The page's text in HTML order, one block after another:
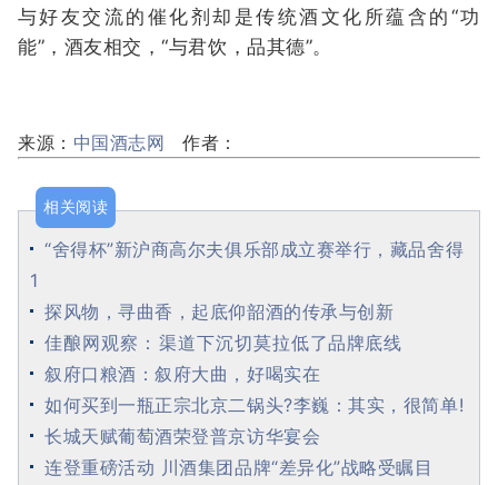
与好友交流的催化剂却是传统酒文化所蕴含的“功
能”，酒友相交，“与君饮，品其德”。
来源： 中国酒志网 作者：
相关阅读
“舍得杯”新沪商高尔夫俱乐部成立赛举行，藏品舍得
1
探风物，寻曲香，起底仰韶酒的传承与创新
佳酿网观察：渠道下沉切莫拉低了品牌底线
叙府口粮酒：叙府大曲，好喝实在
如何买到一瓶正宗北京二锅头?李巍：其实，很简单!
长城天赋葡萄酒荣登普京访华宴会
连登重磅活动 川酒集团品牌“差异化”战略受瞩目